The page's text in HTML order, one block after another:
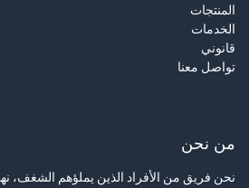
المنتجات
الخدمات
قانوني
تواصل معنا
من نحن
نحن فريق من الأفراد الذين يملؤهم الشغف،